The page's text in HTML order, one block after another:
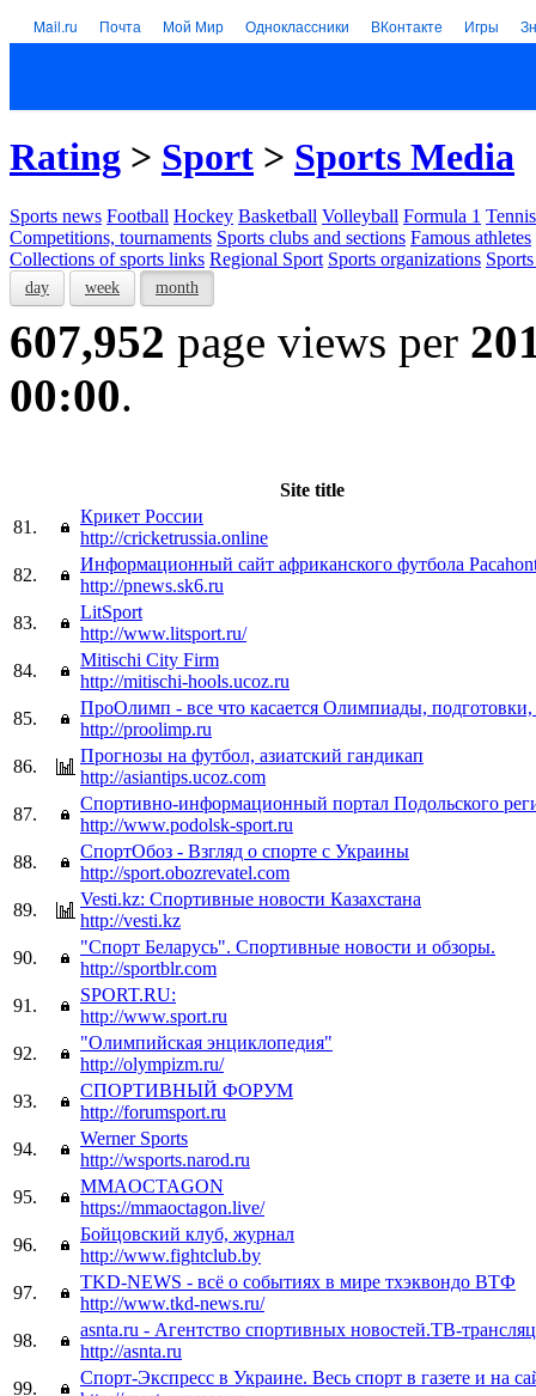
Mail.ru Почта Мой Мир Одноклассники ВКонтакте Игры
Rating > Sport > Sports Media
Sports news Football Hockey Basketball Volleyball Formula 1 Tennis
Competitions, tournaments Sports clubs and sections Famous athletes
Collections of sports links Regional Sport Sports organizations
day week month
607,952 page views per
00:00.
Site title
81.
Крикет России
http://cricketrussia.online
82.
Информационный сайт африканского футбола
http://pnews.sk6.ru
83.
LitSport
http://www.litsport.ru/
84.
Mitischi City Firm
http://mitischi-hools.ucoz.ru
85.
ПроОлимп - все что касается Олимпиады,
http://proolimp.ru
86.
Прогнозы на футбол, азиатский гандикап
http://asiantips.ucoz.com
87.
Спортивно-информационный портал Подольского
http://www.podolsk-sport.ru
88.
СпортОбоз - Взгляд о спорте с Украины
http://sport.obozrevatel.com
89.
Vesti.kz: Спортивные новости Казахстана
http://vesti.kz
90.
"Спорт Беларусь". Спортивные новости и обзоры.
http://sportblr.com
91.
SPORT.RU:
http://www.sport.ru
92.
"Олимпийская энциклопедия"
http://olympizm.ru/
93.
СПОРТИВНЫЙ ФОРУМ
http://forumsport.ru
94.
Werner Sports
http://wsports.narod.ru
95.
MMAOCTAGON
https://mmaoctagon.live/
96.
Бойцовский клуб, журнал
http://www.fightclub.by
97.
TKD-NEWS - всё о событиях в мире тхэквондо ВТФ
http://www.tkd-news.ru/
98.
asnta.ru - Агентство спортивных новостей.ТВ-
http://asnta.ru
99.
Спорт-Экспресс в Украине. Весь спорт в газете и на